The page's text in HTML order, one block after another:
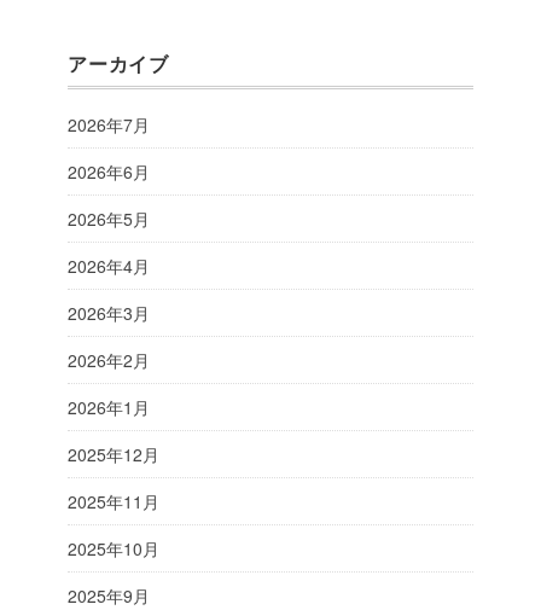
アーカイブ
2026年7月
2026年6月
2026年5月
2026年4月
2026年3月
2026年2月
2026年1月
2025年12月
2025年11月
2025年10月
2025年9月